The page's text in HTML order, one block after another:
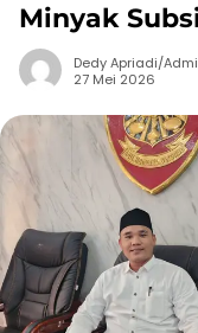
Minyak
Dedy Apriadi/
27 Mei 2026